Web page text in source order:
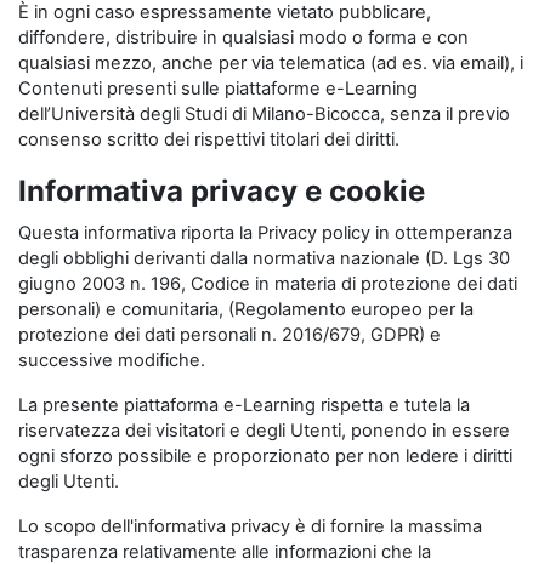
È in ogni caso espressamente vietato pubblicare,
diffondere, distribuire in qualsiasi modo o forma e con
qualsiasi mezzo, anche per via telematica (ad es. via email), i
Contenuti presenti sulle piattaforme e-Learning
dell’Università degli Studi di Milano-Bicocca, senza il previo
consenso scritto dei rispettivi titolari dei diritti.
Informativa privacy e cookie
Questa informativa riporta la Privacy policy in ottemperanza
degli obblighi derivanti dalla normativa nazionale (D. Lgs 30
giugno 2003 n. 196, Codice in materia di protezione dei dati
personali) e comunitaria, (Regolamento europeo per la
protezione dei dati personali n. 2016/679, GDPR) e
successive modifiche.
La presente piattaforma e-Learning rispetta e tutela la
riservatezza dei visitatori e degli Utenti, ponendo in essere
ogni sforzo possibile e proporzionato per non ledere i diritti
degli Utenti.
Lo scopo dell'informativa privacy è di fornire la massima
trasparenza relativamente alle informazioni che la